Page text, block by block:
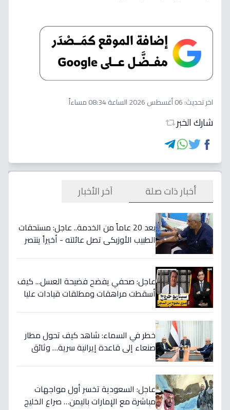
اخر تحديث:06 أغسطس 2026 الساعة 08:34 مساءاً
شارك الخبر
أخبار ذات صلة آخر الأخبار
بعد 20 عاماً من الخدمة.. عاجل: مستحقات
الطبيب الأوزبكي تصل عائلته - أخيراً ينتصر
عاجل: صحفي يفضح فضيحة العسل... كيف
أسقطت مراهقات ومطلقات قيادات عليا
خطر في السماء: شاهد كيف تحول مطار
صنعاء إلى قاعدة إيرانية سرية… وثائق
عاجل: السعودية تخسر أول مواجهات
مباشرة مع الإمارات باليمن… صراع الخليج